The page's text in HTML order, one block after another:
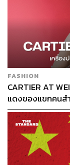
FASHION
CARTIER AT
แดงของแขกคน